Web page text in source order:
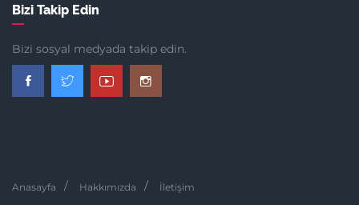
Bizi Takip Edin
Bizi sosyal medyada takip edin.
Anasayfa Hakkımızda İletişim